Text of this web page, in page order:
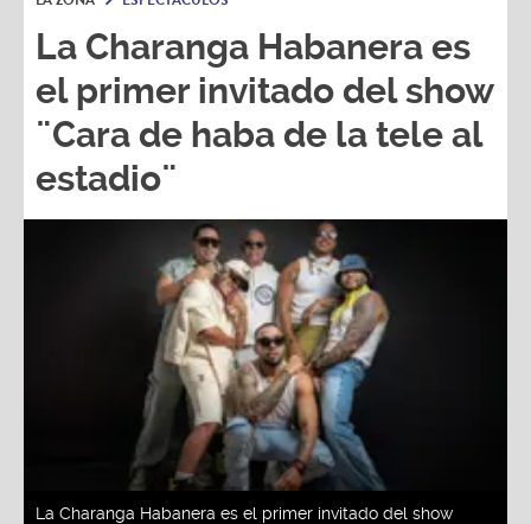
La Charanga Habanera es
el primer invitado del show
¨Cara de haba de la tele al
estadio¨
La Charanga Habanera es el primer invitado del show
¨Cara de haba de la tele al estadio¨